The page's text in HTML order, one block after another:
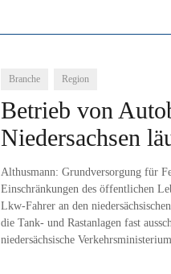
Branche Region
Betrieb von
Niedersachsen
Althusmann: Grundversorgung für
Einschränkungen des öffentlichen
Lkw-Fahrer an den
die Tank- und Rastanlagen fast
niedersächsische